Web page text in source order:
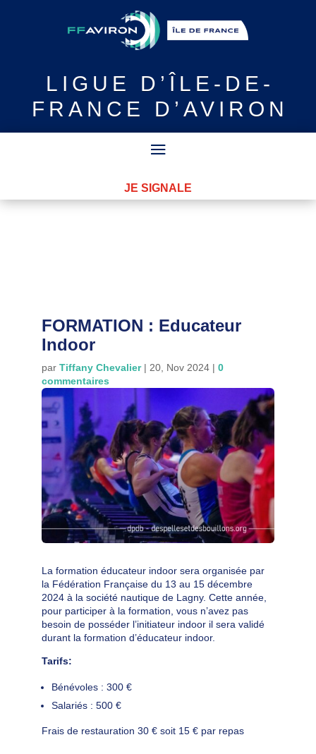
LIGUE
D’ÎLE-DE-
FRANCE D’AVIRON
JE SIGNALE
FORMATION : Educateur
Indoor
parTiffany Chevalier| 20, Nov 2024 |0
commentaires
La formation éducateur indoor sera organisée par
la Fédération Française du 13 au 15 décembre
2024 à la société nautique de Lagny. Cette année,
pour participer à la formation, vous n’avez pas
besoin de posséder l’initiateur indoor il sera validé
durant la formation d’éducateur indoor.
Tarifs:
Bénévoles : 300 €
Salariés : 500 €
Frais de restauration 30 € soit 15 € par repas